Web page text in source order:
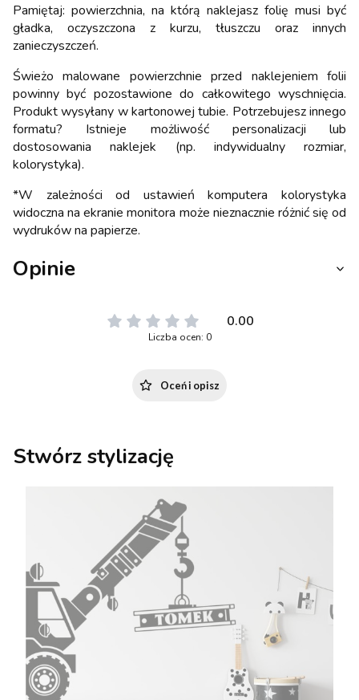
Pamiętaj: powierzchnia, na którą naklejasz folię musi być
gładka, oczyszczona z kurzu, tłuszczu oraz innych
zanieczyszczeń.
Świeżo malowane powierzchnie przed naklejeniem folii
powinny być pozostawione do całkowitego wyschnięcia.
Produkt wysyłany w kartonowej tubie. Potrzebujesz innego
formatu? Istnieje możliwość personalizacji lub
dostosowania naklejek (np. indywidualny rozmiar,
kolorystyka).
*W zależności od ustawień komputera kolorystyka
widoczna na ekranie monitora może nieznacznie różnić się od
wydruków na papierze.
Opinie
0.00
Liczba ocen: 0
Oceń i opisz
Stwórz stylizację